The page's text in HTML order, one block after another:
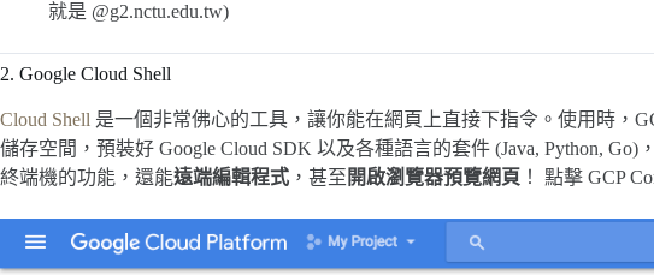
就是 @g2.nctu.edu.tw‎)
2. Google Cloud Shell
Cloud Shell 是一個非常佛心的工具，讓你能在網頁上直接下指令。使用時，
儲存空間，預裝好 Google Cloud SDK 以及各種語言的套件 (Java, Python, Go)
終端機的功能，還能遠端編輯程式 ，甚至 開啟瀏覽器預覽網頁 ！ 點擊 GCP